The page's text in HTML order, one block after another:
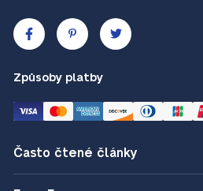
Způsoby platby
Často čtené články